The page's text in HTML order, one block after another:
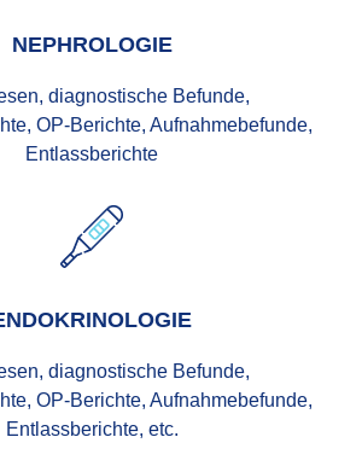
NEPHROLOGIE
diagnostische Befunde,
OP-Berichte, Aufnahmebefunde,
Entlassberichte
diagnostische Befunde,
OP-Berichte, Aufnahmebefunde,
Entlassberichte, etc.